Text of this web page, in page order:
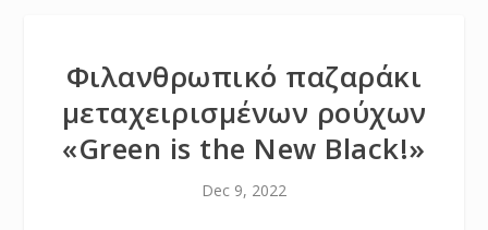
Φιλανθρωπικό παζαράκι
μεταχειρισμένων ρούχων
«Green is the New Black!»
Dec 9, 2022